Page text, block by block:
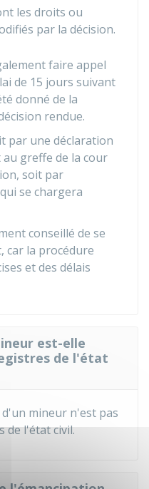
les droits ou
par la décision.
faire appel
de 15 jours suivant
donné de la
rendue.
par une déclaration
greffe de la cour
soit par
se chargera
conseillé de se
car la procédure
et des délais
est-elle
de l'état
mineur n'est pas
de l'état civil.